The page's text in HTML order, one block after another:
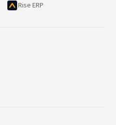
Rise ERP